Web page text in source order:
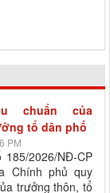
chuẩn của
tổ dân phố
PM
2026/NĐ-CP
Chính phủ quy
trưởng thôn, tổ